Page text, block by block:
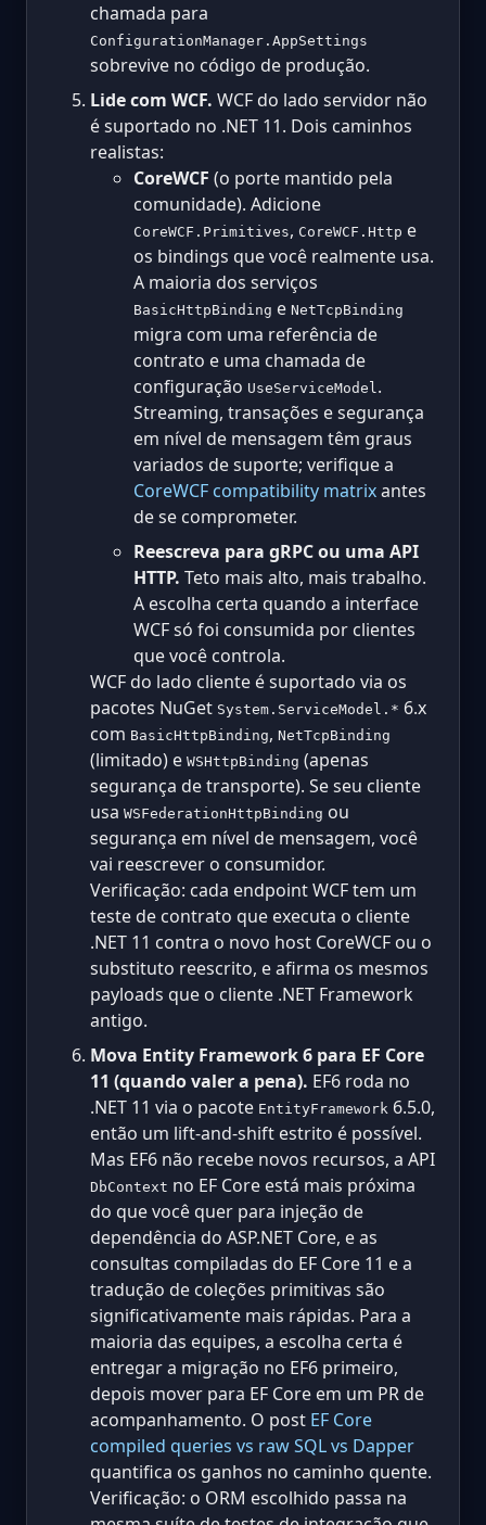
chamada para
ConfigurationManager.AppSettings
sobrevive no código de produção.
Lide com WCF. WCF do lado servidor não
é suportado no .NET 11. Dois caminhos
realistas:
CoreWCF (o porte mantido pela
comunidade). Adicione
CoreWCF.Primitives, CoreWCF.Http e
os bindings que você realmente usa.
A maioria dos serviços
BasicHttpBinding e NetTcpBinding
migra com uma referência de
contrato e uma chamada de
configuração UseServiceModel.
Streaming, transações e segurança
em nível de mensagem têm graus
variados de suporte; verifique a
CoreWCF compatibility matrixantes
de se comprometer.
Reescreva para gRPC ou uma API
HTTP. Teto mais alto, mais trabalho.
A escolha certa quando a interface
WCF só foi consumida por clientes
que você controla.
WCF do lado cliente é suportado via os
pacotes NuGet System.ServiceModel.* 6.x
com BasicHttpBinding, NetTcpBinding
(limitado) e WSHttpBinding (apenas
segurança de transporte). Se seu cliente
usa WSFederationHttpBinding ou
segurança em nível de mensagem, você
vai reescrever o consumidor.
Verificação: cada endpoint WCF tem um
teste de contrato que executa o cliente
.NET 11 contra o novo host CoreWCF ou o
substituto reescrito, e afirma os mesmos
payloads que o cliente .NET Framework
antigo.
Mova Entity Framework 6 para EF Core
11 (quando valer a pena). EF6 roda no
.NET 11 via o pacote EntityFramework 6.5.0,
então um lift-and-shift estrito é possível.
Mas EF6 não recebe novos recursos, a API
DbContext no EF Core está mais próxima
do que você quer para injeção de
dependência do ASP.NET Core, e as
consultas compiladas do EF Core 11 e a
tradução de coleções primitivas são
significativamente mais rápidas. Para a
maioria das equipes, a escolha certa é
entregar a migração no EF6 primeiro,
depois mover para EF Core em um PR de
acompanhamento. O post EF Core
compiled queries vs raw SQL vs Dapper
quantifica os ganhos no caminho quente.
Verificação: o ORM escolhido passa na